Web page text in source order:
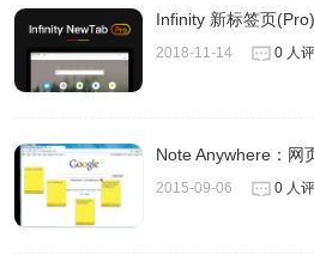
Infinity 新标签页
2018-11-14 0 人
Note Anywhere：网
2015-09-06 0 人